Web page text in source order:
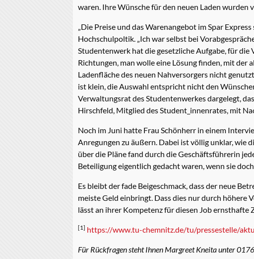
waren. Ihre Wünsche für den neuen Laden wurden
„Die Preise und das Warenangebot im Spar
Hochschulpoltik. „Ich war selbst bei
Studentenwerk hat die gesetzliche Aufgabe, für
Richtungen, man wolle eine Lösung finden, mit der
Ladenfläche des neuen Nahversorgers nicht
ist klein, die Auswahl entspricht nicht den
Verwaltungsrat des Studentenwerkes dargelegt,
Hirschfeld, Mitglied des Student_innenrates, mit
Noch im Juni hatte Frau Schönherr in einem
Anregungen zu äußern. Dabei ist völlig unklar, wie
über die Pläne fand durch die Geschäftsführerin
Beteiligung eigentlich gedacht waren, wenn sie
Es bleibt der fade Beigeschmack, dass der neue
meiste Geld einbringt. Dass dies nur durch höhere
lässt an ihrer Kompetenz für diesen Job ernsthafte
[1] https://www.tu-chemnitz.de/tu/pressestelle/
Für Rückfragen steht Ihnen Margreet Kneita unter